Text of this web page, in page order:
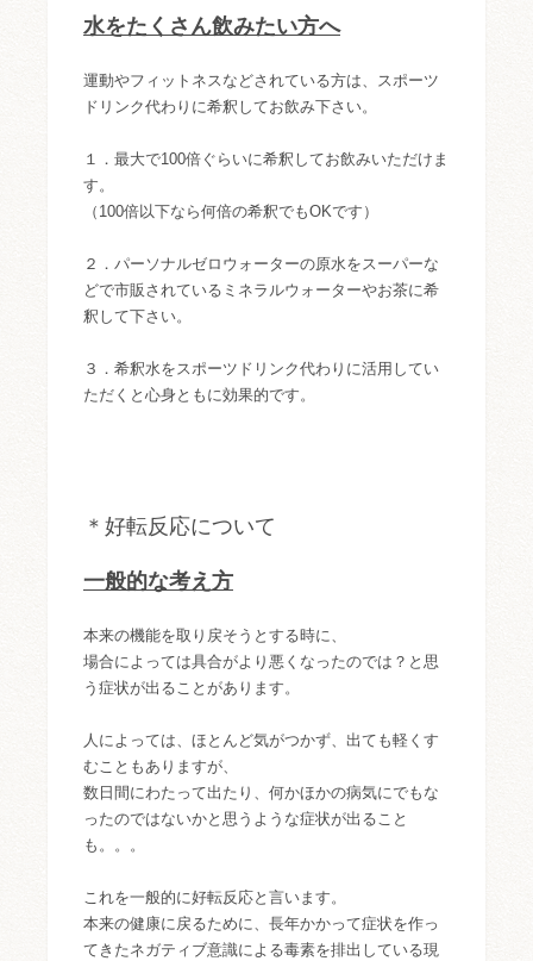
水をたくさん飲みたい方へ
運動やフィットネスなどされている方は、スポーツ
ドリンク代わりに希釈してお飲み下さい。
１．最大で100倍ぐらいに希釈してお飲みいただけま
す。
（100倍以下なら何倍の希釈でもOKです）
２．パーソナルゼロウォーターの原水をスーパーな
どで市販されているミネラルウォーターやお茶に希
釈して下さい。
３．希釈水をスポーツドリンク代わりに活用してい
ただくと心身ともに効果的です。
＊好転反応について
一般的な考え方
本来の機能を取り戻そうとする時に、
場合によっては具合がより悪くなったのでは？と思
う症状が出ることがあります。
人によっては、ほとんど気がつかず、出ても軽くす
むこともありますが、
数日間にわたって出たり、何かほかの病気にでもな
ったのではないかと思うような症状が出ること
も。。。
これを一般的に好転反応と言います。
本来の健康に戻るために、長年かかって症状を作っ
てきたネガティブ意識による毒素を排出している現